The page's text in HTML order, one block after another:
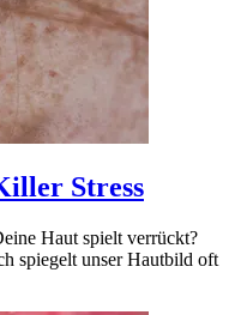
Stress
Haut spielt verrückt?
spiegelt unser Hautbild oft